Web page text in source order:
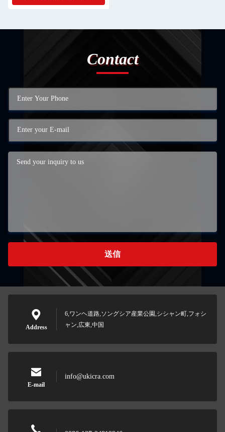
Contact
送信
Address
6,ワンヘ道路,ソングシア産業公園,シシャン町,フォシ
ャン,広東,中国
E-mail
info@ukicra.com